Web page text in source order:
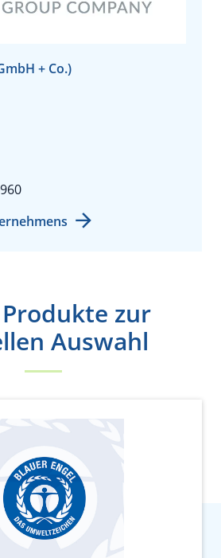
+ Co.)
zur
Auswahl